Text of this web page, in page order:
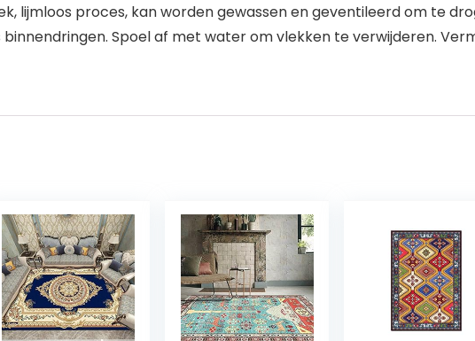
lijmloos proces, kan worden gewassen en geventileerd om te
Spoel af met water om vlekken te verwijderen.